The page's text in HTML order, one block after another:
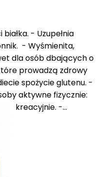
- Uzupełnia
- Wyśmienita,
dla osób dbających o
prowadzą zdrowy
spożycie glutenu. -
aktywne fizycznie:
rekreacyjnie. -...